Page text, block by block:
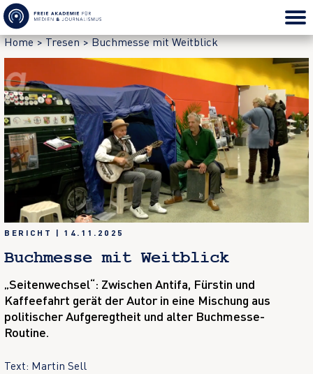
Home>Tresen>Buchmesse mit Weitblick
BERICHT | 14.11.2025
Buchmesse mit Weitblick
„Seitenwechsel“: Zwischen Antifa, Fürstin und
Kaffeefahrt gerät der Autor in eine Mischung aus
politischer Aufgeregtheit und alter Buchmesse-
Routine.
Text: Martin Sell